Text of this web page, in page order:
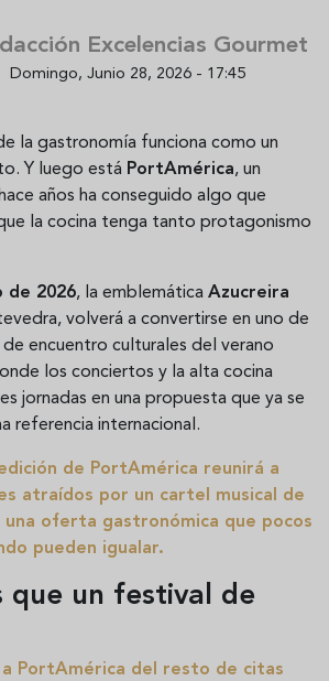
Excelencias Gourmet
Domingo, Junio 28, 2026 - 17:45
la gastronomía funciona como un
Y luego está PortAmérica, un
años ha conseguido algo que
la cocina tenga tanto protagonismo
de 2026, la emblemática Azucreira
volverá a convertirse en uno de
encuentro culturales del verano
los conciertos y la alta cocina
jornadas en una propuesta que ya se
referencia internacional.
de PortAmérica reunirá a
atraídos por un cartel musical de
oferta gastronómica que pocos
pueden igualar.
que un festival de
PortAmérica del resto de citas